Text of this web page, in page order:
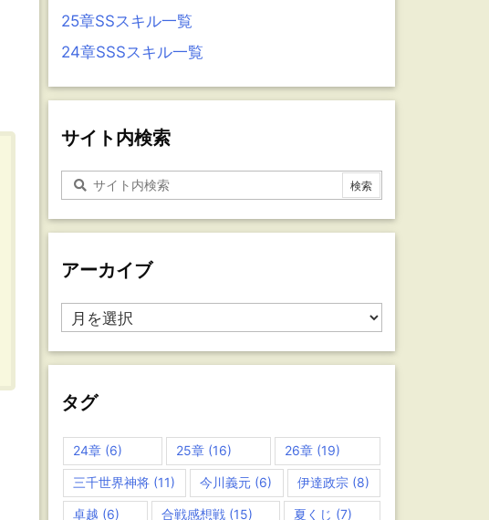
25章SSスキル一覧
24章SSSスキル一覧
サイト内検索
アーカイブ
ア
ー
カ
ブ
タグ
24章 (6) 25章(16) 26章 (19)
三千世界神将 (11) 今川義元 (6) 伊達政宗(8)
卓越 (6) 合戦感想戦(15) 夏くじ (7)